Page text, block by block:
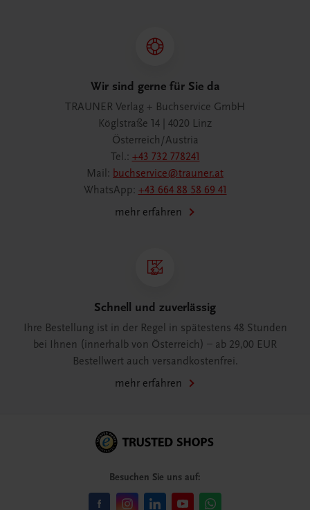
Wir sind gerne für Sie da
TRAUNER Verlag + Buchservice GmbH
Köglstraße 14 | 4020 Linz
Österreich/Austria
Tel.: +43 732 778241
Mail: buchservice@trauner.at
WhatsApp: +43 664 88 58 69 41
mehr erfahren
Schnell und zuverlässig
Ihre Bestellung ist in der Regel in spätestens 48 Stunden
bei Ihnen (innerhalb von Österreich) – ab 29,00 EUR
Bestellwert auch versandkostenfrei.
mehr erfahren
Besuchen Sie uns auf: